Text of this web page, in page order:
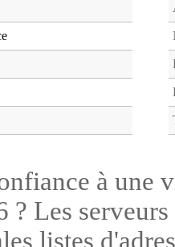
à une
? Les
listes